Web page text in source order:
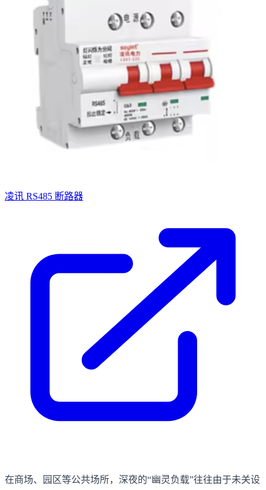
凌讯 RS485 断路器
在商场、园区等公共场所，深夜的“幽灵负载”往往由于未关设